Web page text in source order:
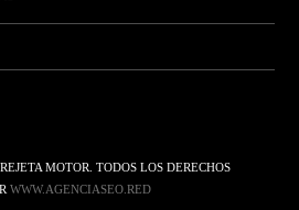
MOTOR. TODOS LOS DERECHOS
WWW.AGENCIASEO.RED